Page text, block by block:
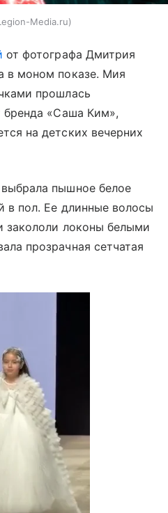
Media.ru
от фотографа Дмитрия
в моном показе. Мия
прошлась
бренда «Саша Ким»,
на детских вечерних
пышное белое
в пол. Ее длинные волосы
закололи локоны белыми
прозрачная сетчатая